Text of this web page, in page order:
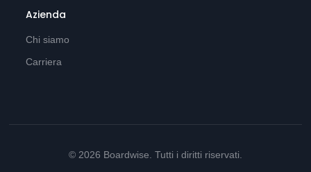
Azienda
Chi siamo
Carriera
© 2026 Boardwise. Tutti i diritti riservati.